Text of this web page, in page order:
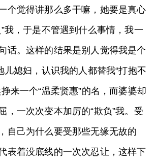
个觉得讲那么多干嘛，她要是真心
我，于是不管遇到什么事情，我一
话。这样的结果是别人觉得我是个
儿媳妇，认识我的人都替我“打抱不
来一个“温柔贤惠”的名，而婆婆却
，一次次变本加厉的“欺负”我。受
自己为什么要受那些无缘无故的
表着没底线的一次次忍让，这样下